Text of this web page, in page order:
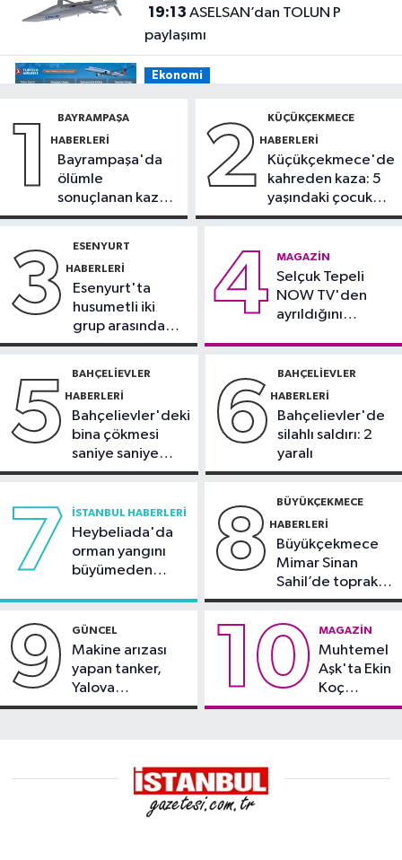
19:13
paylaşımı
Ekonomi
milyon yolcu taşıdı
Bilim ve Teknoloji
yeni nesil uydulara taşınıyor
taşınacak
komisyonda
1 BAYRAMPAŞA
HABERLERI
Bayrampaşa'da
ölümle
sonuçlanan kaza:
Sürücü
2 KÜÇÜKÇEKMECE
HABERLERI
Küçükçekmece'de
kahreden kaza: 5
yaşındaki çocuk
yoğun bakımda
3 ESENYURT
HABERLERI
Esenyurt'ta
husumetli iki
grup arasında
silahlı kavga
4 MAGAZIN
Selçuk Tepeli
NOW TV'den
ayrıldığını
5 BAHÇELIEVLER
HABERLERI
Bahçelievler'deki
bina çökmesi
saniye saniye
görüntülendi
6 BAHÇELIEVLER
HABERLERI
Bahçelievler'de
silahlı saldırı: 2
yaralı
7 İSTANBUL HABERLERI
Heybeliada'da
orman yangını
büyümeden
8 BÜYÜKÇEKMECE
HABERLERI
Büyükçekmece
Mimar Sinan
Sahil’de toprak
kayması
9 GÜNCEL
Makine arızası
yapan tanker,
Yalova
Demirleme
10 MAGAZIN
Muhtemel
Aşk'ta Ekin
Koç
damgası